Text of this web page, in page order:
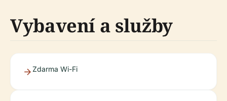
Vybavení a služby
Zdarma Wi-Fi